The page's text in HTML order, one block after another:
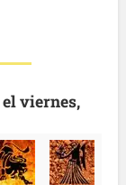
viernes,